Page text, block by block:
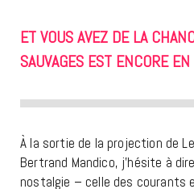
ET VOUS AVEZ DE LA
SAUVAGES EST ENCORE
À la sortie de la projection de
Bertrand Mandico, j’hésite à
nostalgie – celle des courants